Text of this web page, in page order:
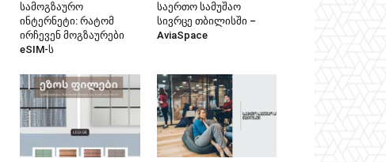
სამოგზაურო
ინტერნეტი: რატომ
ირჩევენ მოგზაურები
eSIM-ს
საერთო სამუშაო
სივრცე თბილისში –
AviaSpace